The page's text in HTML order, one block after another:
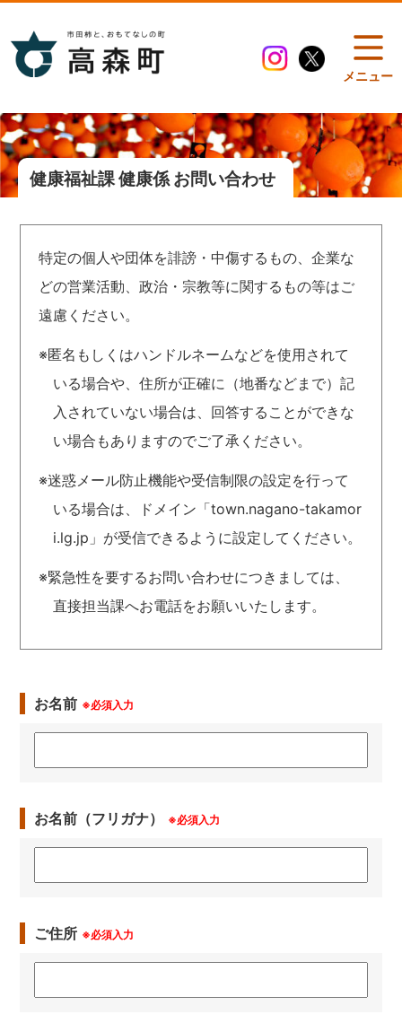
メニュー
健康福祉課 健康係 お問い合わせ
特定の個人や団体を誹謗・中傷するもの、企業な
どの営業活動、政治・宗教等に関するもの等はご
遠慮ください。
※匿名もしくはハンドルネームなどを使用されて
いる場合や、住所が正確に（地番などまで）記
入されていない場合は、回答することができな
い場合もありますのでご了承ください。
※迷惑メール防止機能や受信制限の設定を行って
いる場合は、ドメイン「town.nagano-takamor
i.lg.jp」が受信できるように設定してください。
※緊急性を要するお問い合わせにつきましては、
直接担当課へお電話をお願いいたします。
お名前 ※必須入力
お名前（フリガナ） ※必須入力
ご住所 ※必須入力